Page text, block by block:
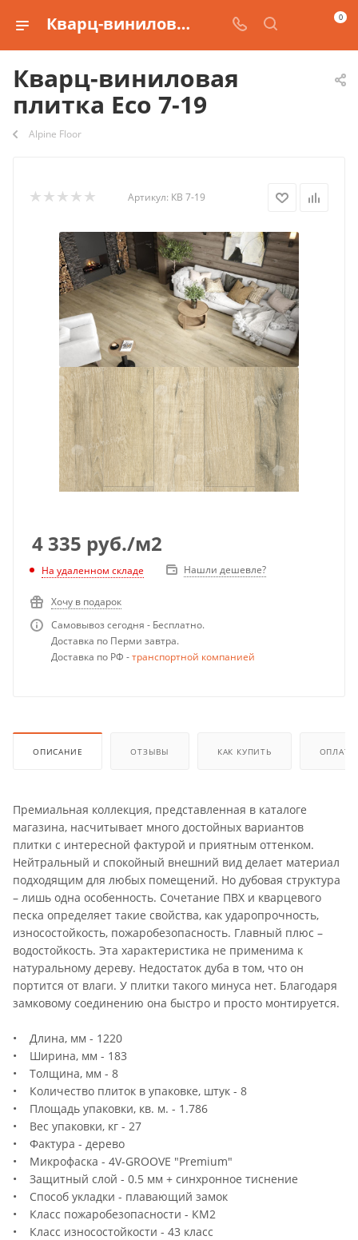
Кварц-виниловая плитка Eco 7-19 купить 0
Кварц-виниловая
плитка Eco 7-19
Alpine Floor
Артикул: КВ 7-19
4 335 руб./м2
На удаленном складе Нашли дешевле?
Хочу в подарок
Самовывоз сегодня - Бесплатно.
Доставка по Перми завтра.
Доставка по РФ -транспортной компанией
ОПИСАНИЕ ОТЗЫВЫ КАК КУПИТЬ ОПЛАТА
Премиальная коллекция, представленная в каталоге
магазина, насчитывает много достойных вариантов
плитки с интересной фактурой и приятным оттенком.
Нейтральный и спокойный внешний вид делает материал
подходящим для любых помещений. Но дубовая структура
– лишь одна особенность. Сочетание ПВХ и кварцевого
песка определяет такие свойства, как ударопрочность,
износостойкость, пожаробезопасность. Главный плюс –
водостойкость. Эта характеристика не применима к
натуральному дереву. Недостаток дуба в том, что он
портится от влаги. У плитки такого минуса нет. Благодаря
замковому соединению она быстро и просто монтируется.
• Длина, мм - 1220
• Ширина, мм - 183
• Толщина, мм - 8
• Количество плиток в упаковке, штук - 8
• Площадь упаковки, кв. м. - 1.786
• Вес упаковки, кг - 27
• Фактура - дерево
• Микрофаска - 4V-GROOVE "Premium"
• Защитный слой - 0.5 мм + синхронное тиснение
• Способ укладки - плавающий замок
• Класс пожаробезопасности - КМ2
• Класс износостойкости - 43 класс